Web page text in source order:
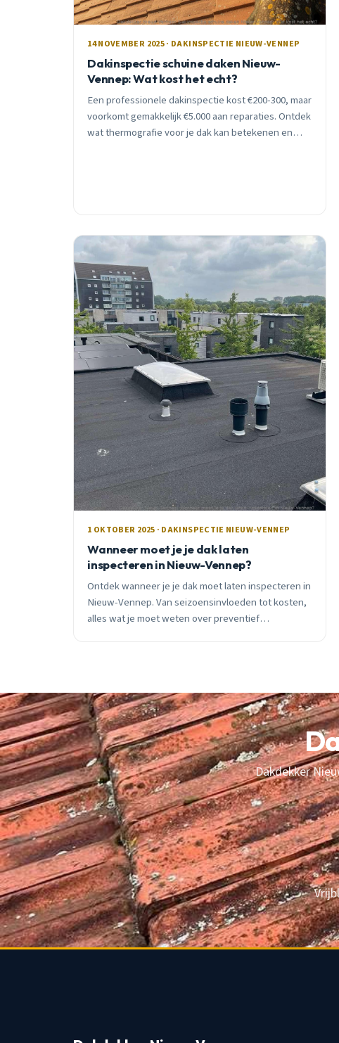
14 NOVEMBER 2025 · DAKINSPECTIE NIEUW-VENNEP
Dakinspectie schuine daken Nieuw-
Vennep: Wat kost het echt?
Een professionele dakinspectie kost €200-300, maar
voorkomt gemakkelijk €5.000 aan reparaties. Ontdek
wat thermografie voor je dak kan betekenen en
1 OKTOBER 2025 · DAKINSPECTIE NIEUW-VENNEP
Wanneer moet je je dak laten
inspecteren in Nieuw-Vennep?
Ontdek wanneer je je dak moet laten inspecteren in
Nieuw-Vennep. Van seizoensinvloeden tot kosten,
alles wat je moet weten over preventief
Dakdekker